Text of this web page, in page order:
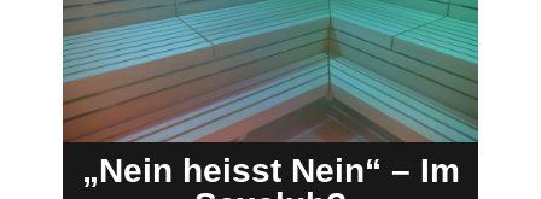
„Nein heisst Nein“ – Im